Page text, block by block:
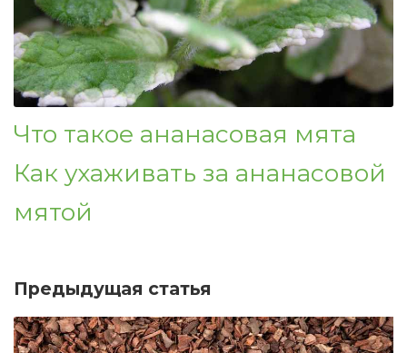
Что такое ананасовая мята
Как ухаживать за ананасовой
мятой
Предыдущая статья